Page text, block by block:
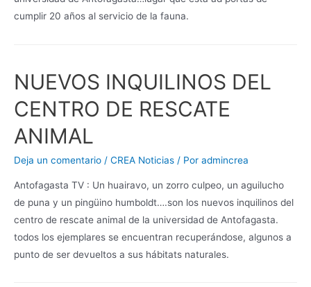
cumplir 20 años al servicio de la fauna.
NUEVOS INQUILINOS DEL
CENTRO DE RESCATE
ANIMAL
Deja un comentario / CREA Noticias / Por admincrea
Antofagasta TV : Un huairavo, un zorro culpeo, un aguilucho
de puna y un pingüino humboldt….son los nuevos inquilinos del
centro de rescate animal de la universidad de Antofagasta.
todos los ejemplares se encuentran recuperándose, algunos a
punto de ser devueltos a sus hábitats naturales.